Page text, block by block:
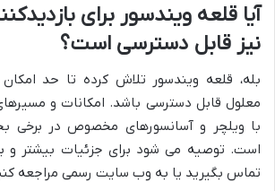
آیا قلعه ویندسور برای
نیز قابل دسترسی است؟
بله، قلعه ویندسور تلاش کرده تا حد امکان
معلول قابل دسترسی باشد. امکانات و
با ویلچر و آسانسورهای مخصوص در برخی
است. توصیه می شود برای جزئیات بیشتر و
تماس بگیرید یا به وب سایت رسمی مراجعه